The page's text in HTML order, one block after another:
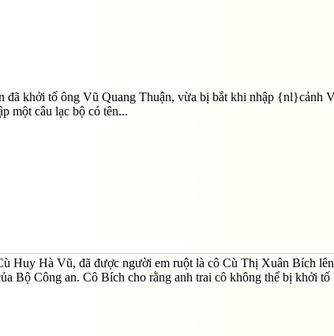
khởi tố ông Vũ Quang Thuận, vừa bị bắt khi nhập {nl}cảnh
một câu lạc bộ có tên...
Huy Hà Vũ, đã được người em ruột là cô Cù Thị Xuân Bích
Bộ Công an. Cô Bích cho rằng anh trai cô không thể bị khởi tố